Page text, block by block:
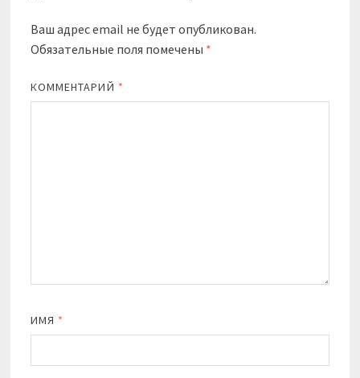
Ваш адрес email не будет опубликован.
Обязательные поля помечены *
КОММЕНТАРИЙ *
ИМЯ *